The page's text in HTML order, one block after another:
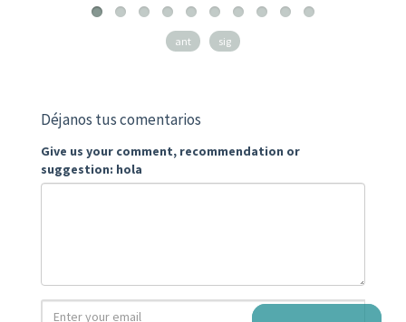
ant sig
Déjanos tus comentarios
Give us your comment, recommendation or
suggestion: hola